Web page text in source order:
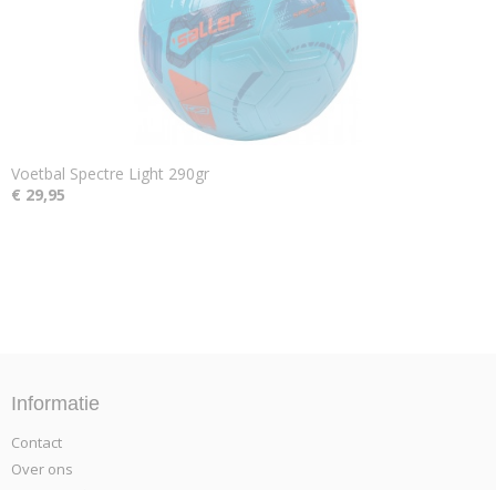
Voetbal Spectre Light 290gr
€ 29,95
Informatie
Contact
Over ons